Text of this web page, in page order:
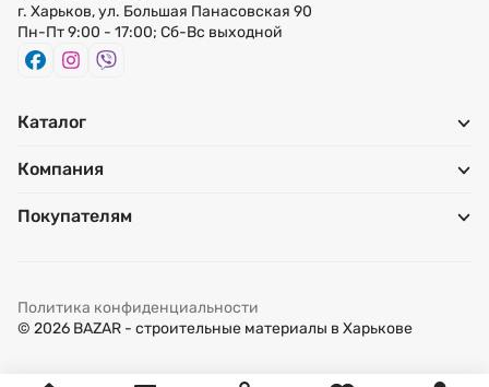
г. Харьков, ул. Большая Панасовская 90
Пн-Пт 9:00 - 17:00; Сб-Вс выходной
Каталог
Компания
Покупателям
© 2026 BAZAR - строительные материалы в Харькове
Политика конфиденциальности